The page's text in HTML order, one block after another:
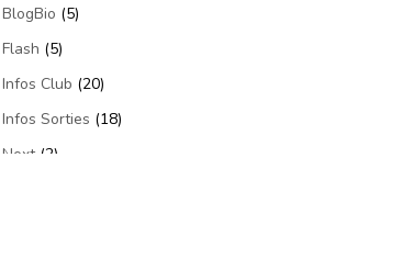
BlogBio (5)
Flash (5)
Infos Club (20)
Infos Sorties (18)
Next(2)